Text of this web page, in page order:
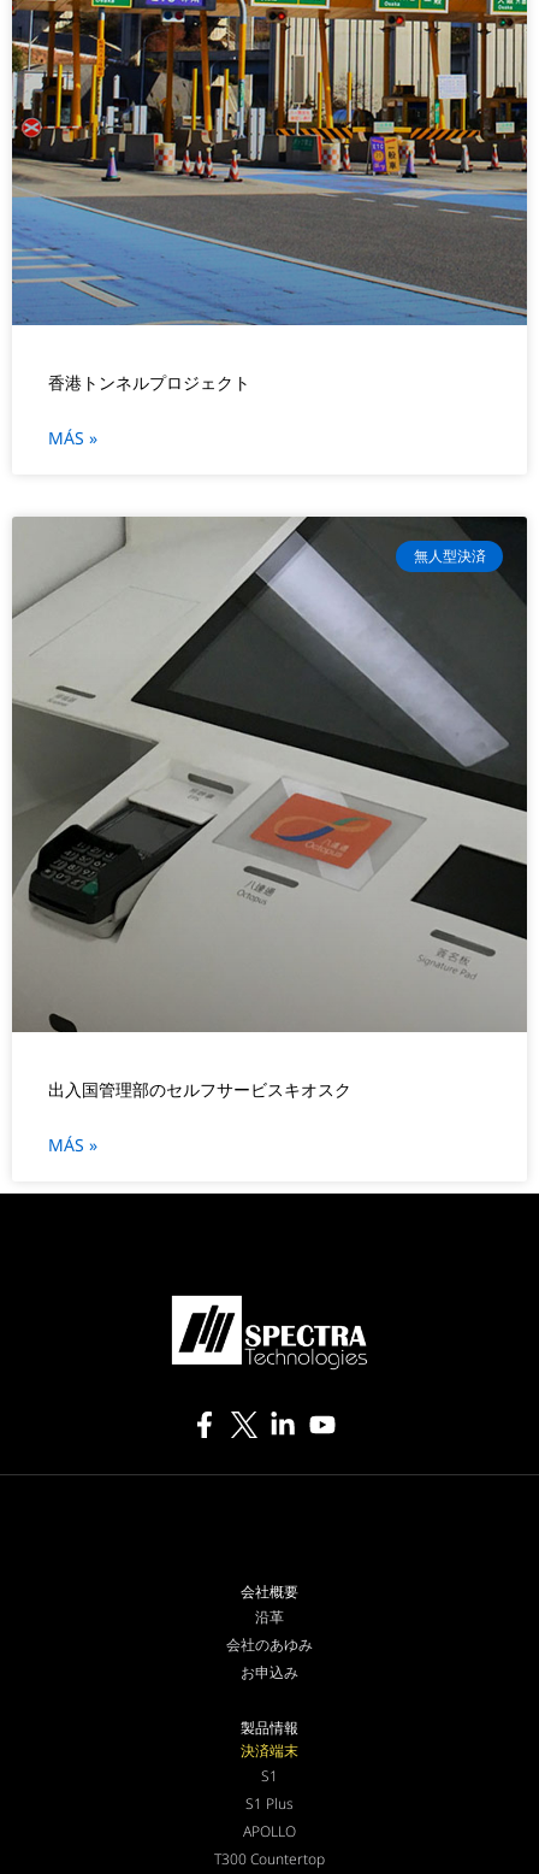
香港トンネルプロジェクト
MÁS »
無人型決済
出入国管理部のセルフサービスキオスク
MÁS »
会社概要
沿革
会社のあゆみ
お申込み
製品情報
決済端末
S1
S1 Plus
APOLLO
T300 Countertop